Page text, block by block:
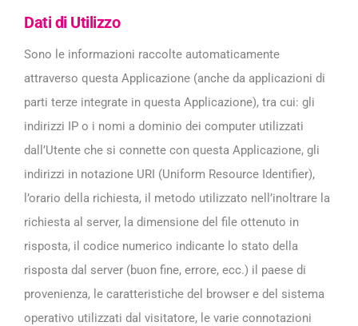
Dati di Utilizzo
Sono le informazioni raccolte automaticamente
attraverso questa Applicazione (anche da applicazioni di
parti terze integrate in questa Applicazione), tra cui: gli
indirizzi IP o i nomi a dominio dei computer utilizzati
dall’Utente che si connette con questa Applicazione, gli
indirizzi in notazione URI (Uniform Resource Identifier),
l’orario della richiesta, il metodo utilizzato nell’inoltrare la
richiesta al server, la dimensione del file ottenuto in
risposta, il codice numerico indicante lo stato della
risposta dal server (buon fine, errore, ecc.) il paese di
provenienza, le caratteristiche del browser e del sistema
operativo utilizzati dal visitatore, le varie connotazioni